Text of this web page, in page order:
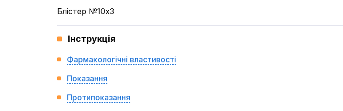
Блістер №10x3
Інструкція
Фармакологічні властивості
Показання
Протипоказання